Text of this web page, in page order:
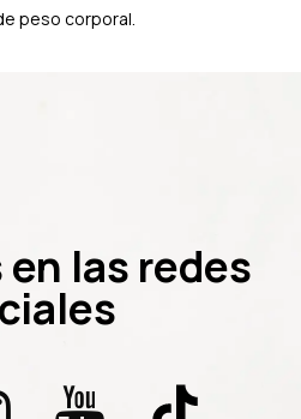
peso corporal.
las redes